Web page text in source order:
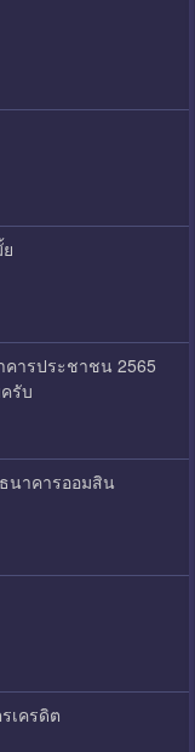
ารประชาชน 2565
รับ
นาคารออมสิน
เครดิต